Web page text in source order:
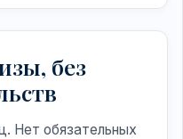
без
Нет обязательных